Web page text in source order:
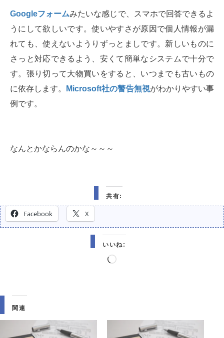
Googleフォームみたいな感じで、スマホで回答できるよ
うにして欲しいです。使いやすさが原因で個人情報が漏
れても、使えないようりずっとましです。新しいものに
さっと対応できるよう、安くて簡単なシステムで十分で
す。張り切って大物買いをすると、いつまでも古いもの
に依存します。
Microsoft社の警告無視がわかりやすい事
例です。
なんとかならんのかな～～～
共有:
Facebook X
いいね:
読
関連